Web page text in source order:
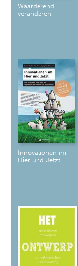
Waarderend
veranderen
Innovationen im
Hier und Jetzt